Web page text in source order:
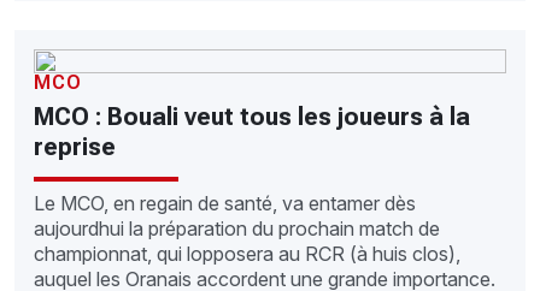
MCO
MCO : Bouali veut tous les joueurs à la
reprise
Le MCO, en regain de santé, va entamer dès
aujourdhui la préparation du prochain match de
championnat, qui lopposera au RCR (à huis clos),
auquel les Oranais accordent une grande importance.